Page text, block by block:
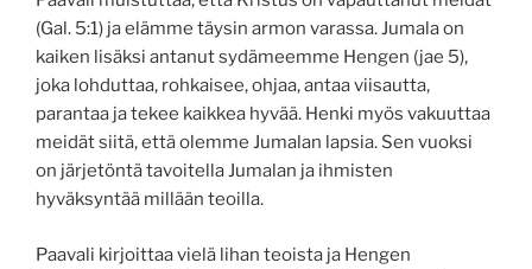
(Gal. 5:1) ja elämme täysin armon varassa. Jumala on
kaiken lisäksi antanut sydämeemme Hengen (jae 5),
joka lohduttaa, rohkaisee, ohjaa, antaa viisautta,
parantaa ja tekee kaikkea hyvää. Henki myös vakuuttaa
meidät siitä, että olemme Jumalan lapsia. Sen vuoksi
on järjetöntä tavoitella Jumalan ja ihmisten
hyväksyntää millään teoilla.
Paavali kirjoittaa vielä lihan teoista ja Hengen